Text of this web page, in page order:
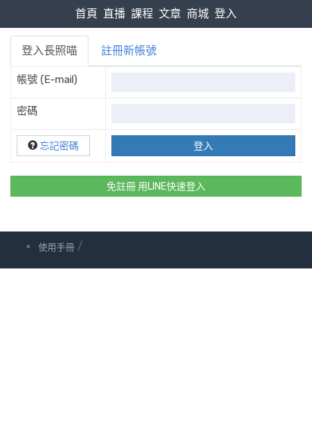
首頁 直播 課程 文章 商城 登入
登入長照喵 註冊新帳號
帳號 (E-mail)
密碼
忘記密碼
免註冊 用LINE快速登入
使用手冊 /